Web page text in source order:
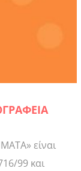
είναι
99 και